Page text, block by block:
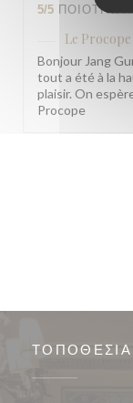
5/5 ΠΟΙΌΤΗΤΑ
Le Procope
Bonjour Jang
tout a été à la
plaisir. On
Procope
ΤΟΠΟΘΕΣΊΑ